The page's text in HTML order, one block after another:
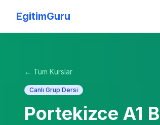
EgitimGuru
← Tüm Kurslar
Canlı Grup Dersi
Portekizce A1